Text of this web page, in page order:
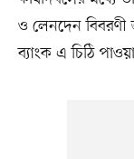
ও লেনদেন বিবরণী
ব্যাংক এ চিঠি